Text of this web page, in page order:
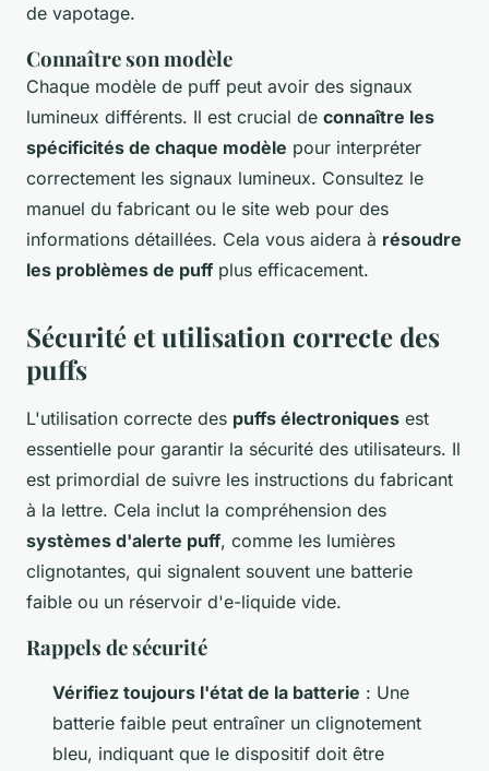
de vapotage.
Connaître son modèle
Chaque modèle de puff peut avoir des signaux
lumineux différents. Il est crucial de connaître les
spécificités de chaque modèle pour interpréter
correctement les signaux lumineux. Consultez le
manuel du fabricant ou le site web pour des
informations détaillées. Cela vous aidera à résoudre
les problèmes de puff plus efficacement.
Sécurité et utilisation correcte des
puffs
L'utilisation correcte des puffs électroniques est
essentielle pour garantir la sécurité des utilisateurs. Il
est primordial de suivre les instructions du fabricant
à la lettre. Cela inclut la compréhension des
systèmes d'alerte puff, comme les lumières
clignotantes, qui signalent souvent une batterie
faible ou un réservoir d'e-liquide vide.
Rappels de sécurité
Vérifiez toujours l'état de la batterie : Une
batterie faible peut entraîner un clignotement
bleu, indiquant que le dispositif doit être